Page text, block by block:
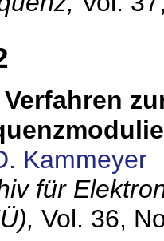
Verfahren
Kammeyer
für
Vol. 36,